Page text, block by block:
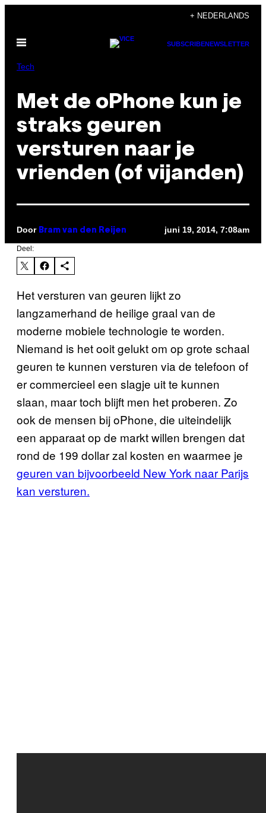
de
inhoud
+ NEDERLANDS
Open
SUBSCRIBENEWSLETTER
Tech
Met de oPhone kun je
straks geuren
versturen naar je
vrienden (of vijanden)
Door Bram van den Reijen juni 19, 2014, 7:08am
Deel:
Het versturen van geuren lijkt zo
langzamerhand de heilige graal van de
moderne mobiele technologie te worden.
Niemand is het ooit gelukt om op grote schaal
geuren te kunnen versturen via de telefoon of
er commercieel een slagje uit te kunnen
slaan, maar toch blijft men het proberen. Zo
ook de mensen bij oPhone, die uiteindelijk
een apparaat op de markt willen brengen dat
rond de 199 dollar zal kosten en waarmee je
geuren van bijvoorbeeld New York naar Parijs
kan versturen.